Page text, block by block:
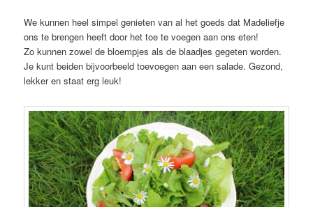
We kunnen heel simpel genieten van al het goeds dat Madeliefje
ons te brengen heeft door het toe te voegen aan ons eten!
Zo kunnen zowel de bloempjes als de blaadjes gegeten worden.
Je kunt beiden bijvoorbeeld toevoegen aan een salade. Gezond,
lekker en staat erg leuk!